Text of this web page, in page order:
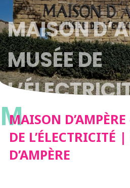
MAISON
MUSÉE DE
ANS
M
MAISON D’AMPÈRE
DE L’ÉLECTRICITÉ
D’AMPÈRE